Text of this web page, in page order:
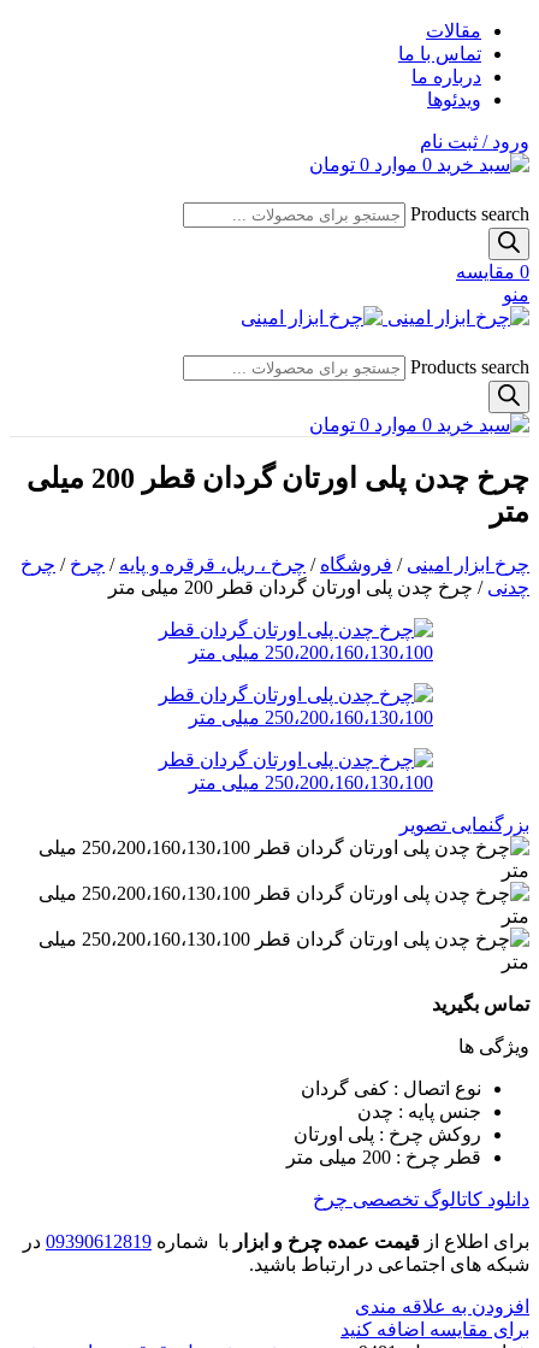
مقالات
تماس با ما
درباره ما
ویدئوها
ورود / ثبت نام
0 موارد 0 تومان
Products search
0 مقایسه
منو
Products search
0 موارد 0 تومان
چرخ چدن پلی اورتان گردان قطر 200 میلی
متر
چرخ ابزار امینی / فروشگاه / چرخ ، ریل، قرقره و پایه / چرخ / چرخ
چدنی / چرخ چدن پلی اورتان گردان قطر 200 میلی متر
بزرگنمایی تصویر
تماس بگیرید
ویژگی ها
نوع اتصال : کفی گردان
جنس پایه : چدن
روکش چرخ : پلی اورتان
قطر چرخ : 200 میلی متر
دانلود کاتالوگ تخصصی چرخ
برای اطلاع از قیمت عمده چرخ و ابزار با شماره 09390612819 در
شبکه های اجتماعی در ارتباط باشید.
افزودن به علاقه مندی
برای مقایسه اضافه کنید